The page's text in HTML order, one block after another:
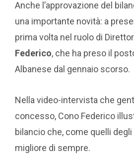
Anche l’approvazione del
una importante novità: a
prima volta nel ruolo di
Federico, che ha preso il
Albanese dal gennaio scorso.
Nella video-intervista che
concesso, Cono Federico
bilancio che, come quelli degli
migliore di sempre.